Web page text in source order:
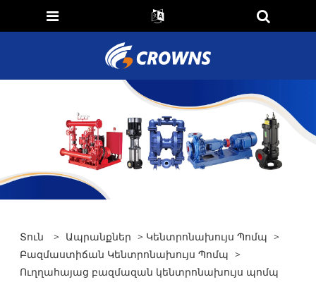
Տուն > Ապրանքներ > Կենտրոնախույս Պոմպ >
Բազմաստիճան Կենտրոնախույս Պոմպ >
Ուղղահայաց բազմազան կենտրոնախույս պոմպ